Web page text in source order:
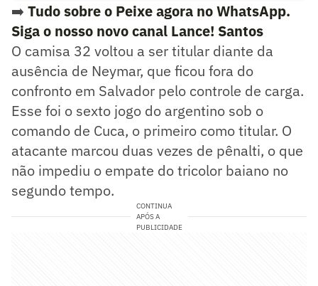
➡️ Tudo sobre o Peixe agora no WhatsApp.
Siga o nosso novo canal Lance! Santos
O camisa 32 voltou a ser titular diante da
ausência de Neymar, que ficou fora do
confronto em Salvador pelo controle de carga.
Esse foi o sexto jogo do argentino sob o
comando de Cuca, o primeiro como titular. O
atacante marcou duas vezes de pênalti, o que
não impediu o empate do tricolor baiano no
segundo tempo.
CONTINUA
APÓS A
PUBLICIDADE